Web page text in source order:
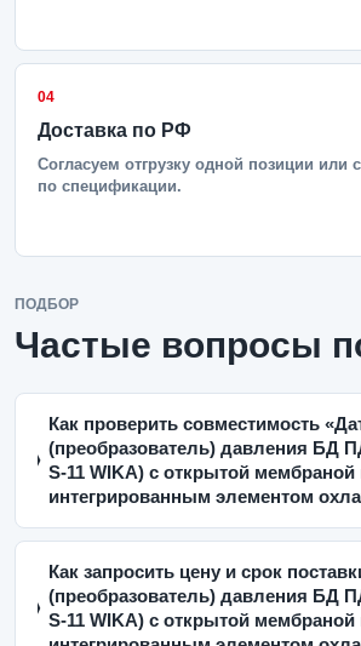
04
Доставка по РФ
Согласуем отгрузку одной позиции или
по спецификации.
ПОДБОР
Частые вопросы
Как проверить совместимость
(преобразователь) давления БД
S-11 WIKA) с открытой мембраной
интегрированным элементом
Как запросить цену и срок
(преобразователь) давления БД
S-11 WIKA) с открытой мембраной